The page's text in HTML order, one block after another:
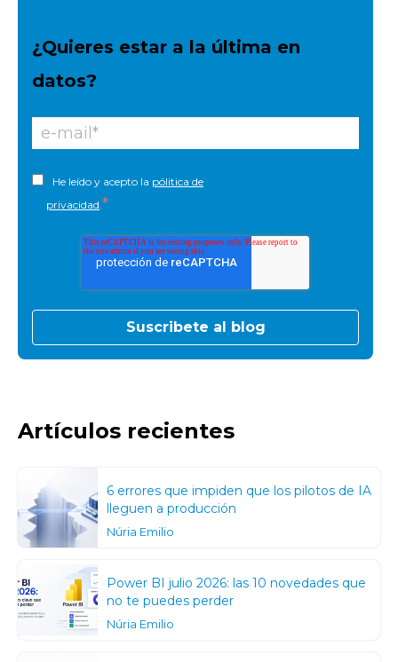
¿Quieres estar a la última en
datos?
He leído y acepto la pólitica de
privacidad *
Artículos recientes
6 errores que impiden que los pilotos de IA
lleguen a producción
Núria Emilio
Power BI julio 2026: las 10 novedades que
no te puedes perder
Núria Emilio